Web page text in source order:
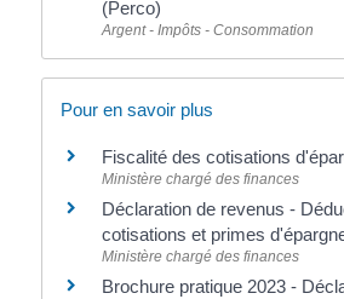
(Perco)
Argent - Impôts - Consommation
Pour en savoir plus
Fiscalité des cotisations
Ministère chargé des finances
Déclaration de revenus -
cotisations et primes
Ministère chargé des finances
Brochure pratique 2023 -